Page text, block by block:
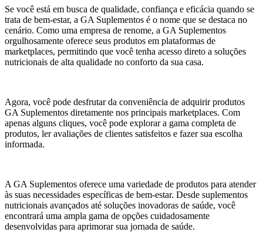
Se você está em busca de qualidade, confiança e eficácia quando se
trata de bem-estar, a GA Suplementos é o nome que se destaca no
cenário. Como uma empresa de renome, a GA Suplementos
orgulhosamente oferece seus produtos em plataformas de
marketplaces, permitindo que você tenha acesso direto a soluções
nutricionais de alta qualidade no conforto da sua casa.
Agora, você pode desfrutar da conveniência de adquirir produtos
GA Suplementos diretamente nos principais marketplaces. Com
apenas alguns cliques, você pode explorar a gama completa de
produtos, ler avaliações de clientes satisfeitos e fazer sua escolha
informada.
A GA Suplementos oferece uma variedade de produtos para atender
às suas necessidades específicas de bem-estar. Desde suplementos
nutricionais avançados até soluções inovadoras de saúde, você
encontrará uma ampla gama de opções cuidadosamente
desenvolvidas para aprimorar sua jornada de saúde.